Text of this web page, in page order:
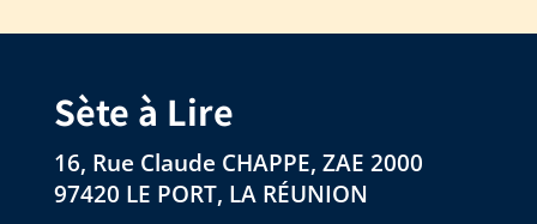
Sète à Lire
16, Rue Claude CHAPPE, ZAE 2000
97420 LE PORT, LA RÉUNION